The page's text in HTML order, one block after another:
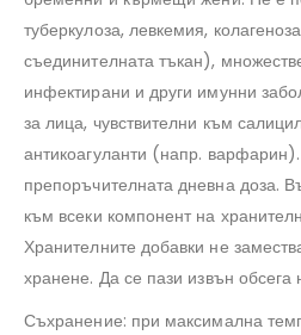
туберкулоза, левкемия,
съединителната тъкан),
инфектирани и други имунни
за лица, чувствителни към
антикоагуланти (напр.
препоръчителната дневна доза.
към всеки компонент на
Хранителните добавки не
хранене. Да се ​​пази извън обсега
Съхранение: при максимална